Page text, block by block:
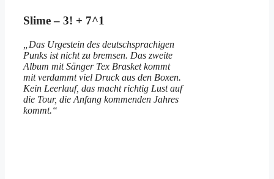
Slime – 3! + 7^1
„Das Urgestein des deutschsprachigen
Punks ist nicht zu bremsen. Das zweite
Album mit Sänger Tex Brasket kommt
mit verdammt viel Druck aus den Boxen.
Kein Leerlauf, das macht richtig Lust auf
die Tour, die Anfang kommenden Jahres
kommt.“